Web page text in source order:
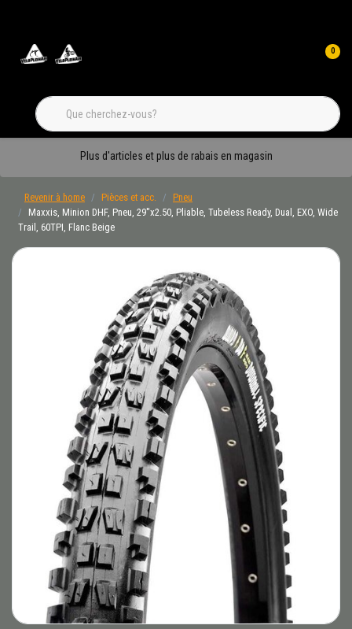
0
Plus d'articles et plus de rabais en magasin
Revenir à home Pièces et acc.
Pneu
Maxxis, Minion DHF, Pneu, 29''x2.50, Pliable, Tubeless Ready, Dual, EXO, Wide
Trail, 60TPI, Flanc Beige